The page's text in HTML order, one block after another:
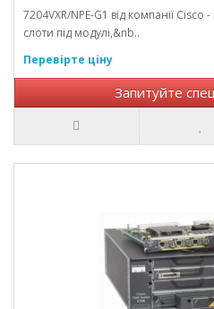
7204VXR/NPE-G1 від компанії
слоти під модулі,&nb..
Перевірте ціну
Запитуйте